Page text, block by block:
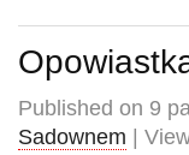
Published on 9
Sadownem |